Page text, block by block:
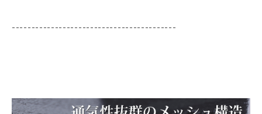
------------------------------------------